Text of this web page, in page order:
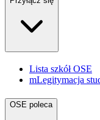
Lista szkół OSE
mLegitymacja
OSE poleca